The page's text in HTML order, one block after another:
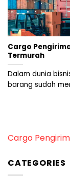
Cargo
Termurah
Dalam dunia
barang sudah
Cargo
CATEGORIES